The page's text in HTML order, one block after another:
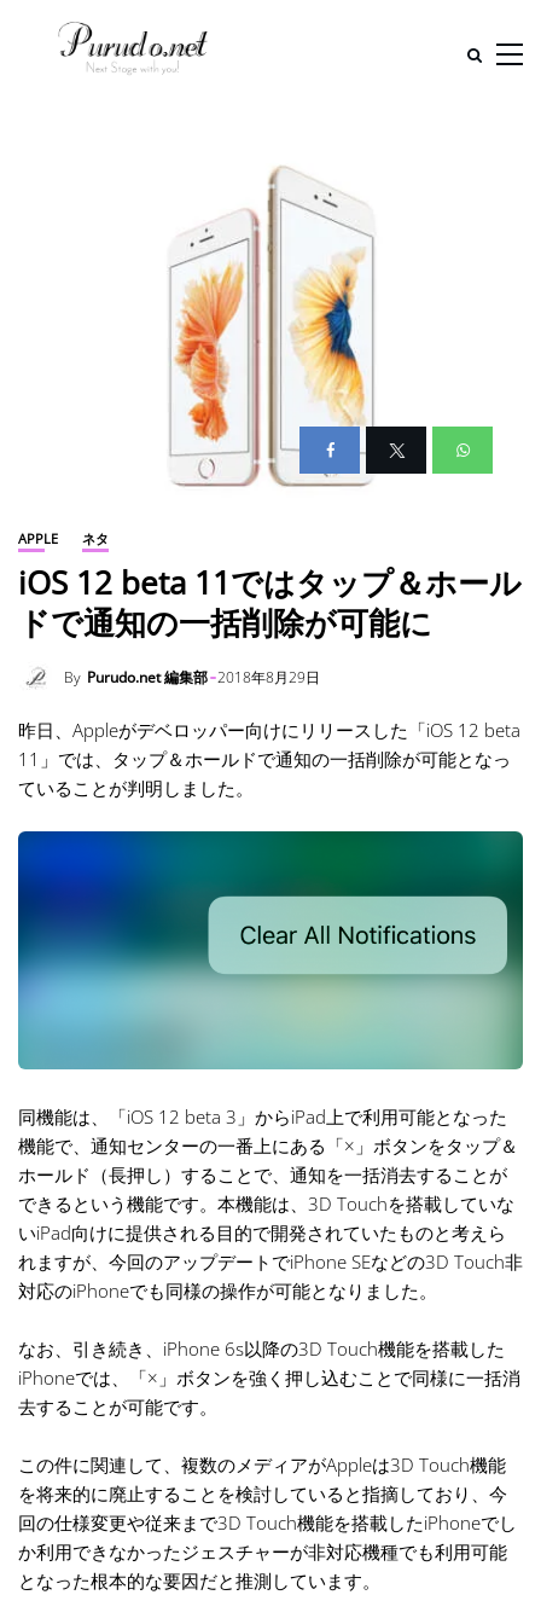
APPLE ネタ
iOS 12 beta 11ではタップ＆ホール
ドで通知の一括削除が可能に
By Purudo.net 編集部 2018年8月29日
昨日、Appleがデベロッパー向けにリリースした「iOS 12 beta
11」では、タップ＆ホールドで通知の一括削除が可能となっ
ていることが判明しました。
同機能は、「iOS 12 beta 3」からiPad上で利用可能となった
機能で、通知センターの一番上にある「×」ボタンをタップ＆
ホールド（長押し）することで、通知を一括消去することが
できるという機能です。本機能は、3D Touchを搭載していな
いiPad向けに提供される目的で開発されていたものと考えら
れますが、今回のアップデートでiPhone SEなどの3D Touch非
対応のiPhoneでも同様の操作が可能となりました。
なお、引き続き、iPhone 6s以降の3D Touch機能を搭載した
iPhoneでは、「×」ボタンを強く押し込むことで同様に一括消
去することが可能です。
この件に関連して、複数のメディアがAppleは3D Touch機能
を将来的に廃止することを検討していると指摘しており、今
回の仕様変更や従来まで3D Touch機能を搭載したiPhoneでし
か利用できなかったジェスチャーが非対応機種でも利用可能
となった根本的な要因だと推測しています。